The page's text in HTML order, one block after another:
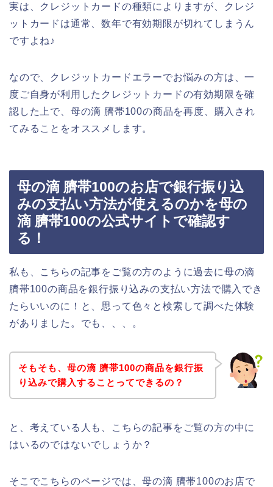
実は、クレジットカードの種類によりますが、クレジ
ットカードは通常、数年で有効期限が切れてしまうん
ですよね♪
なので、クレジットカードエラーでお悩みの方は、一
度ご自身が利用したクレジットカードの有効期限を確
認した上で、母の滴 臍帯100の商品を再度、購入され
てみることをオススメします。
母の滴 臍帯100のお店で銀行振り込
みの支払い方法が使えるのかを母の
滴 臍帯100の公式サイトで確認す
る！
私も、こちらの記事をご覧の方のように過去に母の滴
臍帯100の商品を銀行振り込みの支払い方法で購入でき
たらいいのに！と、思って色々と検索して調べた体験
がありました。でも、、、。
そもそも、母の滴 臍帯100の商品を銀行振
り込みで購入することってできるの？
と、考えている人も、こちらの記事をご覧の方の中に
はいるのではないでしょうか？
そこでこちらのページでは、母の滴 臍帯100のお店で